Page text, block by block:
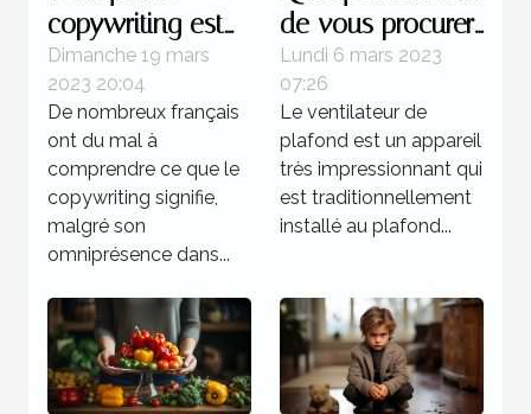
copywriting est
votre meilleur
atout commercial
?
Dimanche 19 mars
2023 20:04
De nombreux français
ont du mal à
comprendre ce que le
copywriting signifie,
malgré son
omniprésence dans...
de vous procurer
un ventilateur de
plafond
Lundi 6 mars 2023
07:26
Le ventilateur de
plafond est un appareil
très impressionnant qui
est traditionnellement
installé au plafond...